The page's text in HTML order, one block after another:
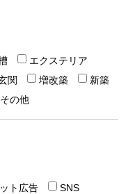
エクステリア
関 増改築
新築
その他
ト広告
SNS